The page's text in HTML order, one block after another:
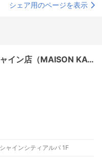
シェア用のページを表示
メゾンカイザー 池袋サンシャイン店（MAISON KAYSER）
ャインシティアルパ 1F